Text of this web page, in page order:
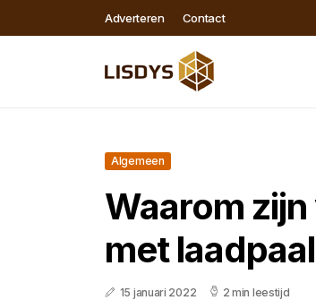
Adverteren Contact
Algemeen
Waarom
met
15 januari 2022 2 min leestijd